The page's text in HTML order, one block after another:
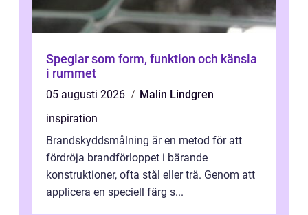
Speglar som form, funktion och känsla
i rummet
05 augusti 2026
Malin Lindgren
inspiration
Brandskyddsmålning är en metod för att
fördröja brandförloppet i bärande
konstruktioner, ofta stål eller trä. Genom att
applicera en speciell färg s...